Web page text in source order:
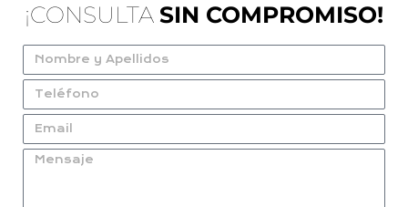
¡CONSULTA SIN COMPROMISO!